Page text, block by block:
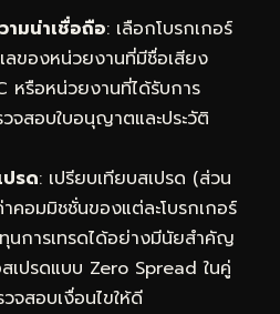
มน่าเชื่อถือ: เลือกโบรกเกอร์
ของหน่วยงานที่มีชื่อเสียง
หรือหน่วยงานที่ได้รับการ
จสอบใบอนุญาตและประวัติ
ปรด: เปรียบเทียบสเปรด (ส่วน
คอมมิชชั่นของแต่ละโบรกเกอร์
นการเทรดได้อย่างมีนัยสำคัญ
เปรดแบบ Zero Spread ในคู่
สอบเงื่อนไขให้ดี